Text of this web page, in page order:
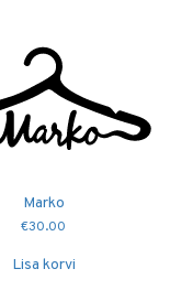
Marko
€30.00
Lisa korvi